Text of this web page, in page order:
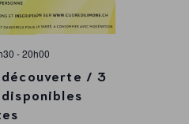
s
l
/ 3
-20h00